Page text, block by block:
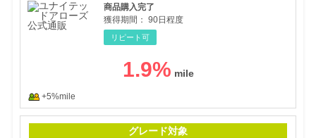
商品購入完了
獲得期間： 90日程度
リピート可
1.9%
+5%mile
グレード対象